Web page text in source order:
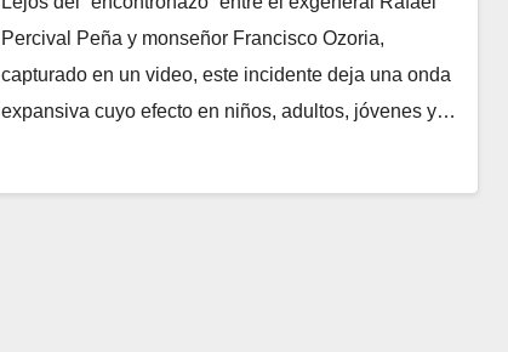
Percival Peña y monseñor Francisco Ozoria,
capturado en un video, este incidente deja una onda
expansiva cuyo efecto en niños, adultos, jóvenes y…